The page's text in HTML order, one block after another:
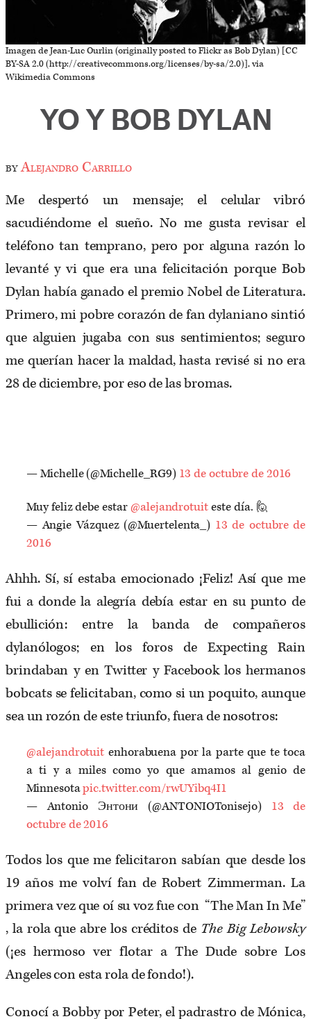
Imagen de Jean-Luc Ourlin (originally posted to Flickr as Bob Dylan) [CC
BY-SA 2.0 (http://creativecommons.org/licenses/by-sa/2.0)], via
Wikimedia Commons
YO Y BOB DYLAN
byAlejandro Carrillo
Me despertó un mensaje; el celular vibró
sacudiéndome el sueño. No me gusta revisar el
teléfono tan temprano, pero por alguna razón lo
levanté y vi que era una felicitación porque Bob
Dylan había ganado el premio Nobel de Literatura.
Primero, mi pobre corazón de fan dylaniano sintió
que alguien jugaba con sus sentimientos; seguro
me querían hacer la maldad, hasta revisé si no era
28 de diciembre, por eso de las bromas.
— Michelle (@Michelle_RG9) 13 de octubre de 2016
Muy feliz debe estar@alejandrotuiteste día. 🙋
— Angie Vázquez (@Muertelenta_) 13 de octubre de
2016
Ahhh. Sí, sí estaba emocionado ¡Feliz! Así que me
fui a donde la alegría debía estar en su punto de
ebullición: entre la banda de compañeros
dylanólogos; en los foros de Expecting Rain
brindaban y en Twitter y Facebook los hermanos
bobcats se felicitaban, como si un poquito, aunque
sea un rozón de este triunfo, fuera de nosotros:
@alejandrotuit enhorabuena por la parte que te toca
a ti y a miles como yo que amamos al genio de
Minnesotapic.twitter.com/rwUYibq4I1
— Antonio Энтони (@ANTONIOTonisejo) 13 de
octubre de 2016
Todos los que me felicitaron sabían que desde los
19 años me volví fan de Robert Zimmerman. La
primera vez que oí su voz fue con ​ “The Man In Me”​
, la rola que abre los créditos de The Big Lebowsky
(¡es hermoso ver flotar a The Dude sobre Los
Angeles con esta rola de fondo!).
Conocí a Bobby por Peter, el padrastro de Mónica,